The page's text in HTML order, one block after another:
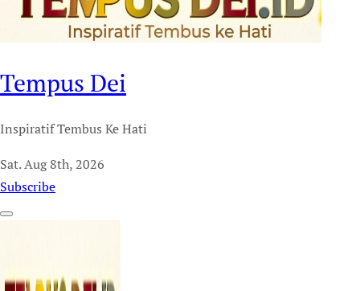
Tempus Dei
Inspiratif Tembus Ke Hati
Sat. Aug 8th, 2026
Subscribe